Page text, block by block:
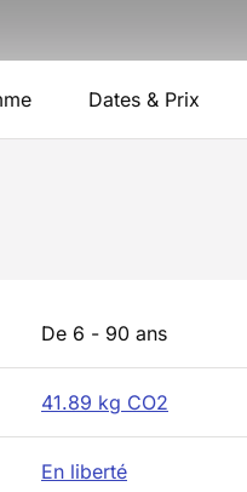
Dates & Prix
De 6 - 90 ans
41.89 kg CO2
En liberté